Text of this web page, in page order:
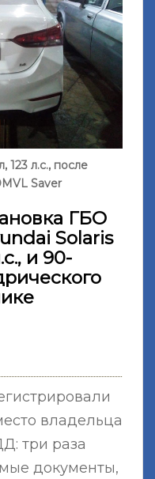
123 л.с., после
Saver
ГБО
Solaris
и 90-
владельца
три раза
документы,